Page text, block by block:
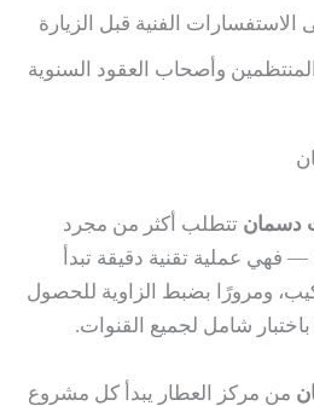
الاستفسارات الفنية قبل الزيارة
المنتظمين وأصحاب العقود السنوية
دسمان تتطلب أكثر من مجرد
فهي عملية تقنية دقيقة تبدأ
ومرورًا بضبط الزاوية للحصول
شامل لجميع القنوات.
من مركز العطار يبدأ كل مشروع